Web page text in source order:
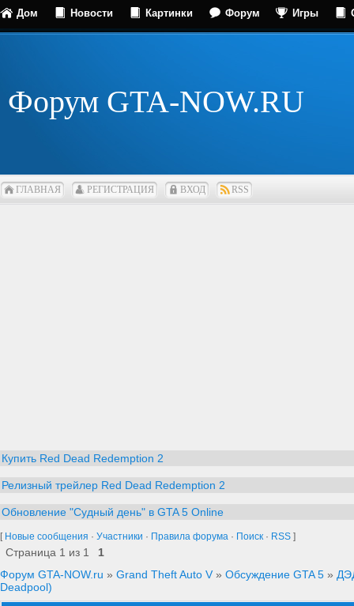
Дом Новости Картинки Форум Игры
Форум GTA-NOW.RU
ГЛАВНАЯ РЕГИСТРАЦИЯ ВХОД RSS
Купить Red Dead Redemption 2
Релизный трейлер Red Dead Redemption 2
Обновление "Судный день" в GTA 5 Online
[ Новые сообщения · Участники · Правила форума · Поиск · RSS ]
Страница 1 из 1
1
Форум GTA-NOW.ru » Grand Theft Auto V » Обсуждение GTA 5 »
Deadpool)